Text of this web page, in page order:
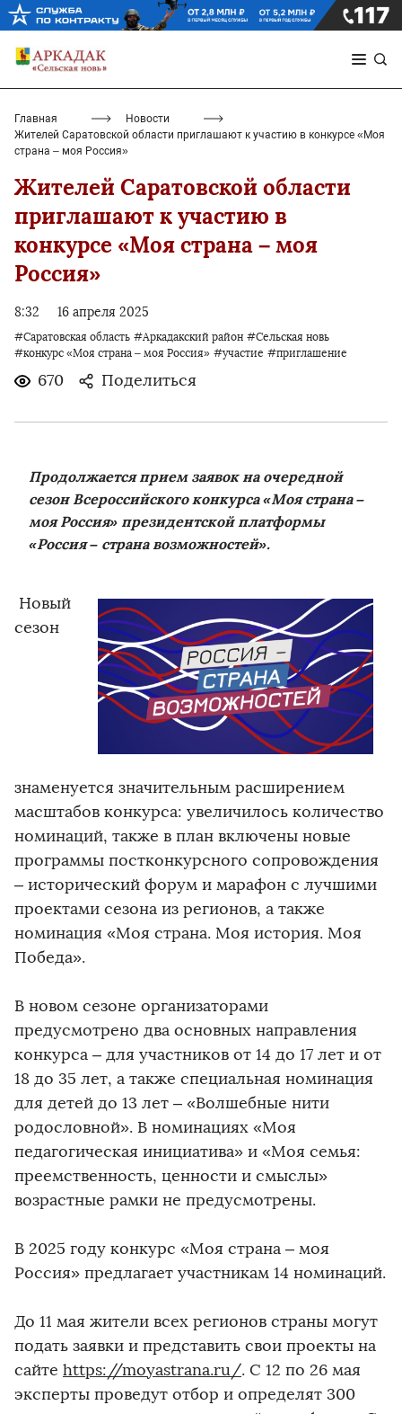
Главная
Новости
Жителей Саратовской области приглашают к участию в конкурсе «Моя
страна – моя Россия»
Жителей Саратовской области
приглашают к участию в
конкурсе «Моя страна – моя
Россия»
8:32 16 апреля 2025
#Саратовская область #Аркадакский район #Сельская новь
#конкурс «Моя страна – моя Россия» #участие #приглашение
670 Поделиться
Продолжается прием заявок на очередной
сезон Всероссийского конкурса «Моя страна –
моя Россия» президентской платформы
«Россия – страна возможностей».
Новый
сезон
знаменуется значительным расширением
масштабов конкурса: увеличилось количество
номинаций, также в план включены новые
программы постконкурсного сопровождения
– исторический форум и марафон с лучшими
проектами сезона из регионов, а также
номинация «Моя страна. Моя история. Моя
Победа».
В новом сезоне организаторами
предусмотрено два основных направления
конкурса – для участников от 14 до 17 лет и от
18 до 35 лет, а также специальная номинация
для детей до 13 лет – «Волшебные нити
родословной». В номинациях «Моя
педагогическая инициатива» и «Моя семья:
преемственность, ценности и смыслы»
возрастные рамки не предусмотрены.
В 2025 году конкурс «Моя страна – моя
Россия» предлагает участникам 14 номинаций.
До 11 мая жители всех регионов страны могут
подать заявки и представить свои проекты на
сайте https://moyastrana.ru/. С 12 по 26 мая
эксперты проведут отбор и определят 300